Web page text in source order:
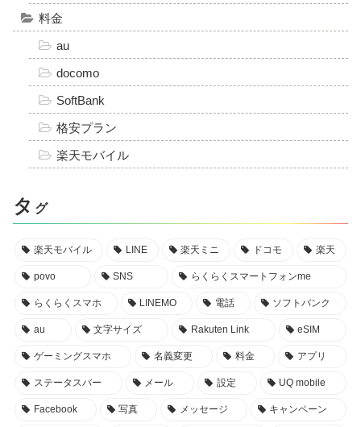
料金
au
docomo
SoftBank
格安プラン
楽天モバイル
タ グ
楽天モバイル LINE 楽天ミニ ドコモ 楽天
povo SNS らくらくスマートフォンme
らくらくスマホ LINEMO 電話 ソフトバンク
au 文字サイズ Rakuten Link eSIM
ゲーミングスマホ 名義変更 料金 アプリ
ステータスバー メール 設定 UQ mobile
Facebook 写真 メッセージ キャンペーン